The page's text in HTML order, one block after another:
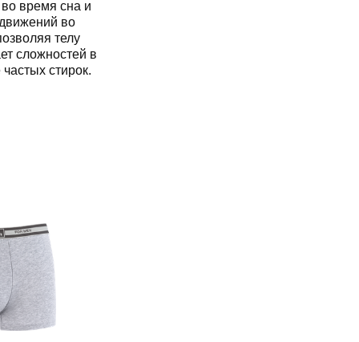
время сна и
во
телу
сложностей в
стирок.